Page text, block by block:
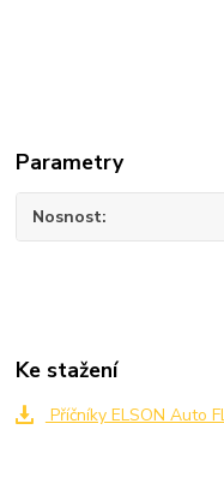
Parametry
Nosnost
Ke stažení
Příčníky ELSON Auto